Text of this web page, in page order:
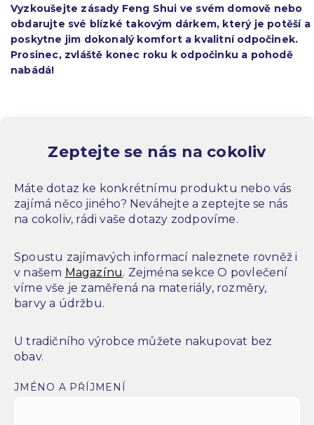
Vyzkoušejte zásady Feng Shui ve svém domově nebo
obdarujte své blízké takovým dárkem, který je potěší a
poskytne jim dokonalý komfort a kvalitní odpočinek.
Prosinec, zvláště konec roku k odpočinku a pohodě
nabádá!
Zeptejte se nás na cokoliv
Máte dotaz ke konkrétnímu produktu nebo vás
zajímá něco jiného? Neváhejte a zeptejte se nás
na cokoliv, rádi vaše dotazy zodpovíme.
Spoustu zajímavých informací naleznete rovněž i
v našem Magazínu. Zejména sekce O povlečení
víme vše je zaměřená na materiály, rozměry,
barvy a údržbu.
U tradičního výrobce můžete nakupovat bez
obav.
JMÉNO A PŘÍJMENÍ